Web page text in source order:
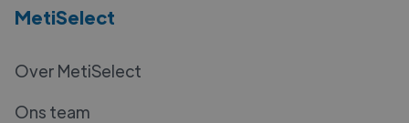
MetiSelect
Over MetiSelect
Ons team